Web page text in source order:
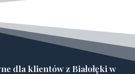
dla klientów z Białołęki w